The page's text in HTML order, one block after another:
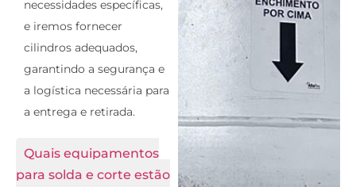
necessidades específicas,
e iremos fornecer
cilindros adequados,
garantindo a segurança e
a logística necessária para
a entrega e retirada.
Quais equipamentos
para solda e corte estão